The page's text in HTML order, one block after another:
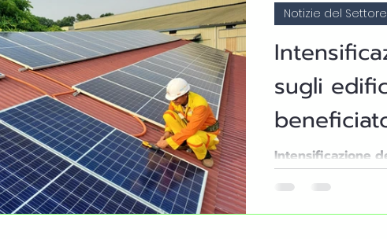
Energetica: Guida Interviste ed Esperti del Settore
aggiornamento rendita
sugli
alla
50/65!
Intensificazione
beneficiato dei
come il
Notizie del Settore